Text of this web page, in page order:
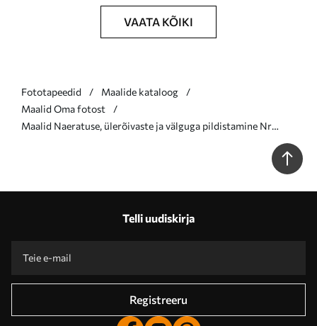
VAATA KÕIKI
Fototapeedid
Maalide kataloog
Maalid Oma fotost
Maalid Naeratuse, ülerõivaste ja välguga pildistamine Nr
Telli uudiskirja
Registreeru